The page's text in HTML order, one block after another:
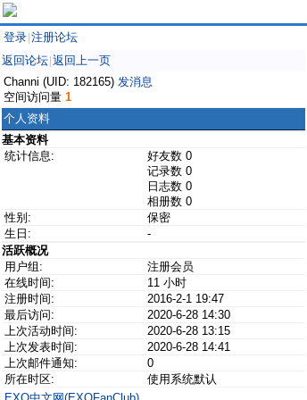
登录 注册论坛
返回论坛 返回上一页
Channi (UID: 182165) 发消息
空间访问量 1
个人资料
基本资料
统计信息:
好友数 0
记录数 0
日志数 0
相册数 0
性别:
保密
生日:
-
活跃概况
用户组:
注册会员
在线时间:
11 小时
注册时间:
2016-2-1 19:47
最后访问:
2020-6-28 14:30
上次活动时间:
2020-6-28 13:15
上次发表时间:
2020-6-28 14:41
上次邮件通知:
0
所在时区:
使用系统默认